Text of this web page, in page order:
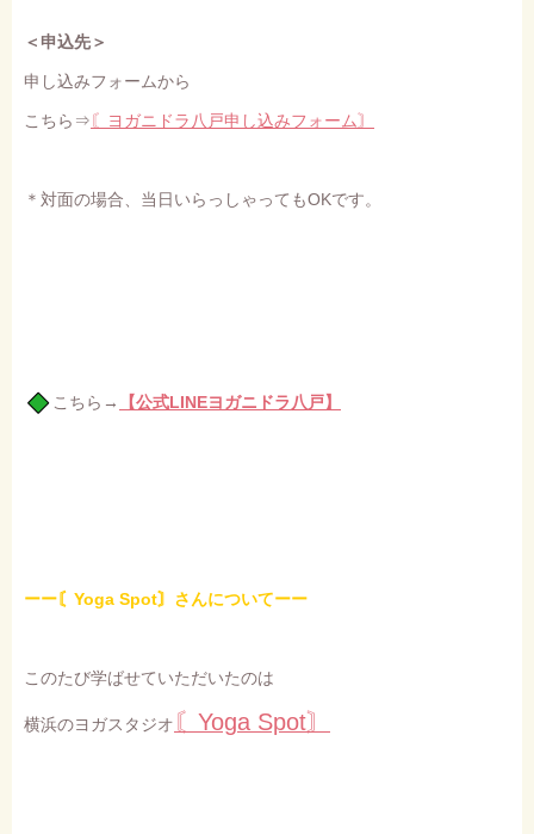
＜申込先＞
申し込みフォームから
こちら⇒〘ヨガニドラ八戸申し込みフォーム〙
＊対面の場合、当日いらっしゃってもOKです。
こちら→ 【公式LINEヨガニドラ八戸】
ーー〘Yoga Spot〙さんについてーー
このたび学ばせていただいたのは
横浜のヨガスタジオ 〘Yoga Spot〙